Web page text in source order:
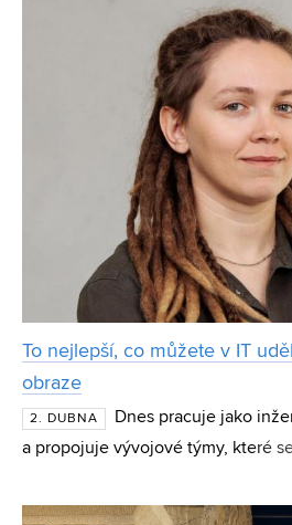
To nejlepší, co můžete v IT
obraze
2. DUBNA
Dnes pracuje jako
a propojuje vývojové týmy, které
pochybovala, jestli je studium IT